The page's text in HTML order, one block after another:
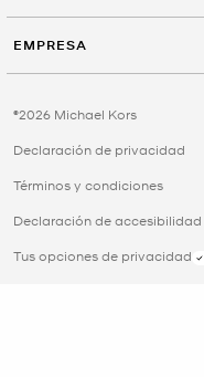
EMPRESA
©2026 Michael Kors
Declaración de privacidad
Términos y condiciones
Declaración de accesibilidad
Tus opciones de privacidad